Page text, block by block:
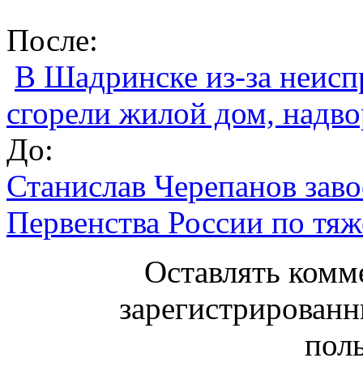
После:
В Шадринске из-за
сгорели жилой дом,
До:
Станислав Черепанов
Первенства России по
Оставлять